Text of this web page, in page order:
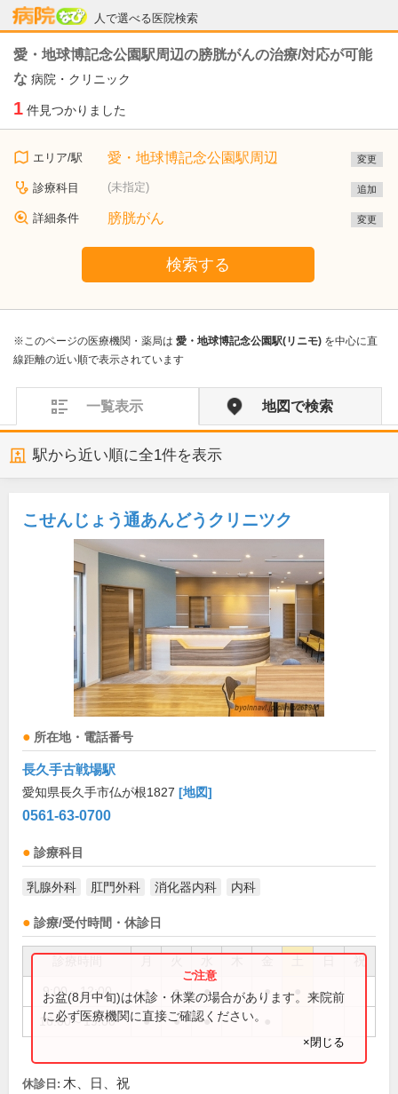
人で選べる医院検索
病院なび
愛・地球博記念公園駅周辺の膀胱がんの治療/対応が可能
な 病院・クリニック
1 件見つかりました
エリア/駅 愛・地球博記念公園駅周辺 変更
診療科目 (未指定) 追加
詳細条件 膀胱がん 変更
検索する
※このページの医療機関・薬局は 愛・地球博記念公園駅(リニモ) を中心に直
線距離の近い順で表示されています
一覧表示 地図で検索
駅から近い順に全1件を表示
こせんじょう通あんどうクリニツク
所在地・電話番号
長久手古戦場駅
愛知県長久手市仏が根1827 [地図]
0561-63-0700
診療科目
乳腺外科 肛門外科 消化器内科 内科
診療/受付時間・休診日
祝
9:00～12:00 ● ● ● ●
16:00～19:00 ● ● ●
お盆(8月中旬)は休診・休業の場合があります。来院前
に必ず医療機関に直接ご確認ください。
×閉じる
休診日: 木、日、祝